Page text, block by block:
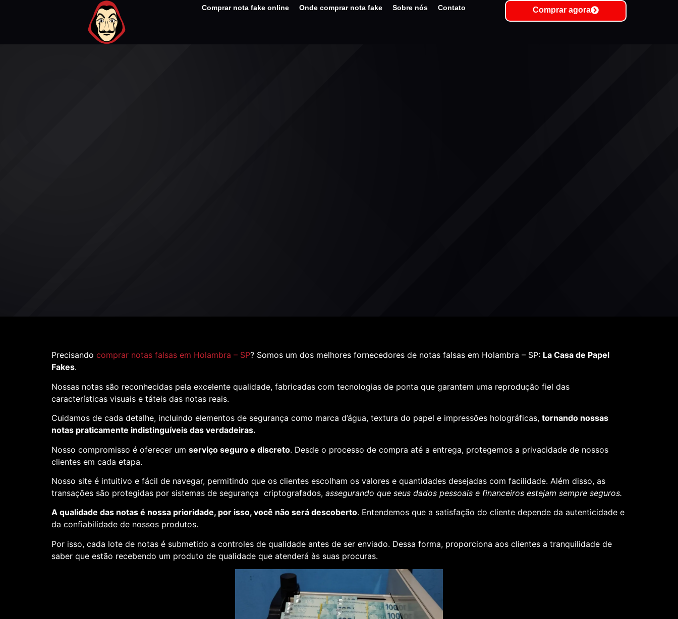
Comprar nota fake online Onde comprar nota fake Sobre nós Contato Comprar agora
Precisando comprar notas falsas em Holambra – SP? Somos um dos melhores fornecedores de notas falsas em Holambra – SP: La Casa de Papel
Fakes.
Nossas notas são reconhecidas pela excelente qualidade, fabricadas com tecnologias de ponta que garantem uma reprodução fiel das
características visuais e táteis das notas reais.
Cuidamos de cada detalhe, incluindo elementos de segurança como marca d’água, textura do papel e impressões holográficas, tornando nossas
notas praticamente indistinguíveis das verdadeiras.
Nosso compromisso é oferecer um serviço seguro e discreto. Desde o processo de compra até a entrega, protegemos a privacidade de nossos
clientes em cada etapa.
Nosso site é intuitivo e fácil de navegar, permitindo que os clientes escolham os valores e quantidades desejadas com facilidade. Além disso, as
transações são protegidas por sistemas de segurança criptografados, assegurando que seus dados pessoais e financeiros estejam sempre seguros.
A qualidade das notas é nossa prioridade, por isso, você não será descoberto. Entendemos que a satisfação do cliente depende da autenticidade e
da confiabilidade de nossos produtos.
Por isso, cada lote de notas é submetido a controles de qualidade antes de ser enviado. Dessa forma, proporciona aos clientes a tranquilidade de
saber que estão recebendo um produto de qualidade que atenderá às suas procuras.